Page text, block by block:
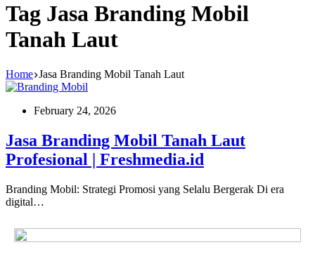
Tag Jasa Branding Mobil
Tanah Laut
Home Jasa Branding Mobil Tanah Laut
February 24, 2026
Jasa Branding Mobil Tanah Laut
Profesional | Freshmedia.id
Branding Mobil: Strategi Promosi yang Selalu Bergerak Di era
digital…